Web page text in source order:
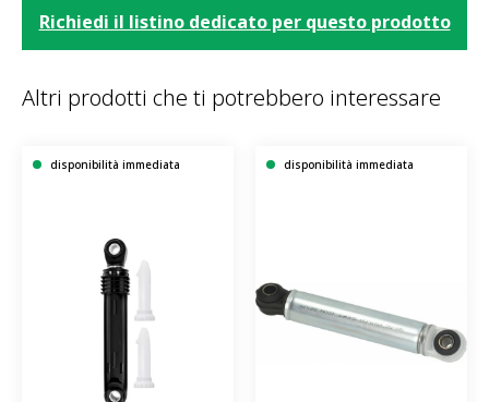
Richiedi il listino dedicato per questo prodotto
Altri prodotti che ti potrebbero interessare
disponibilità immediata disponibilità immediata